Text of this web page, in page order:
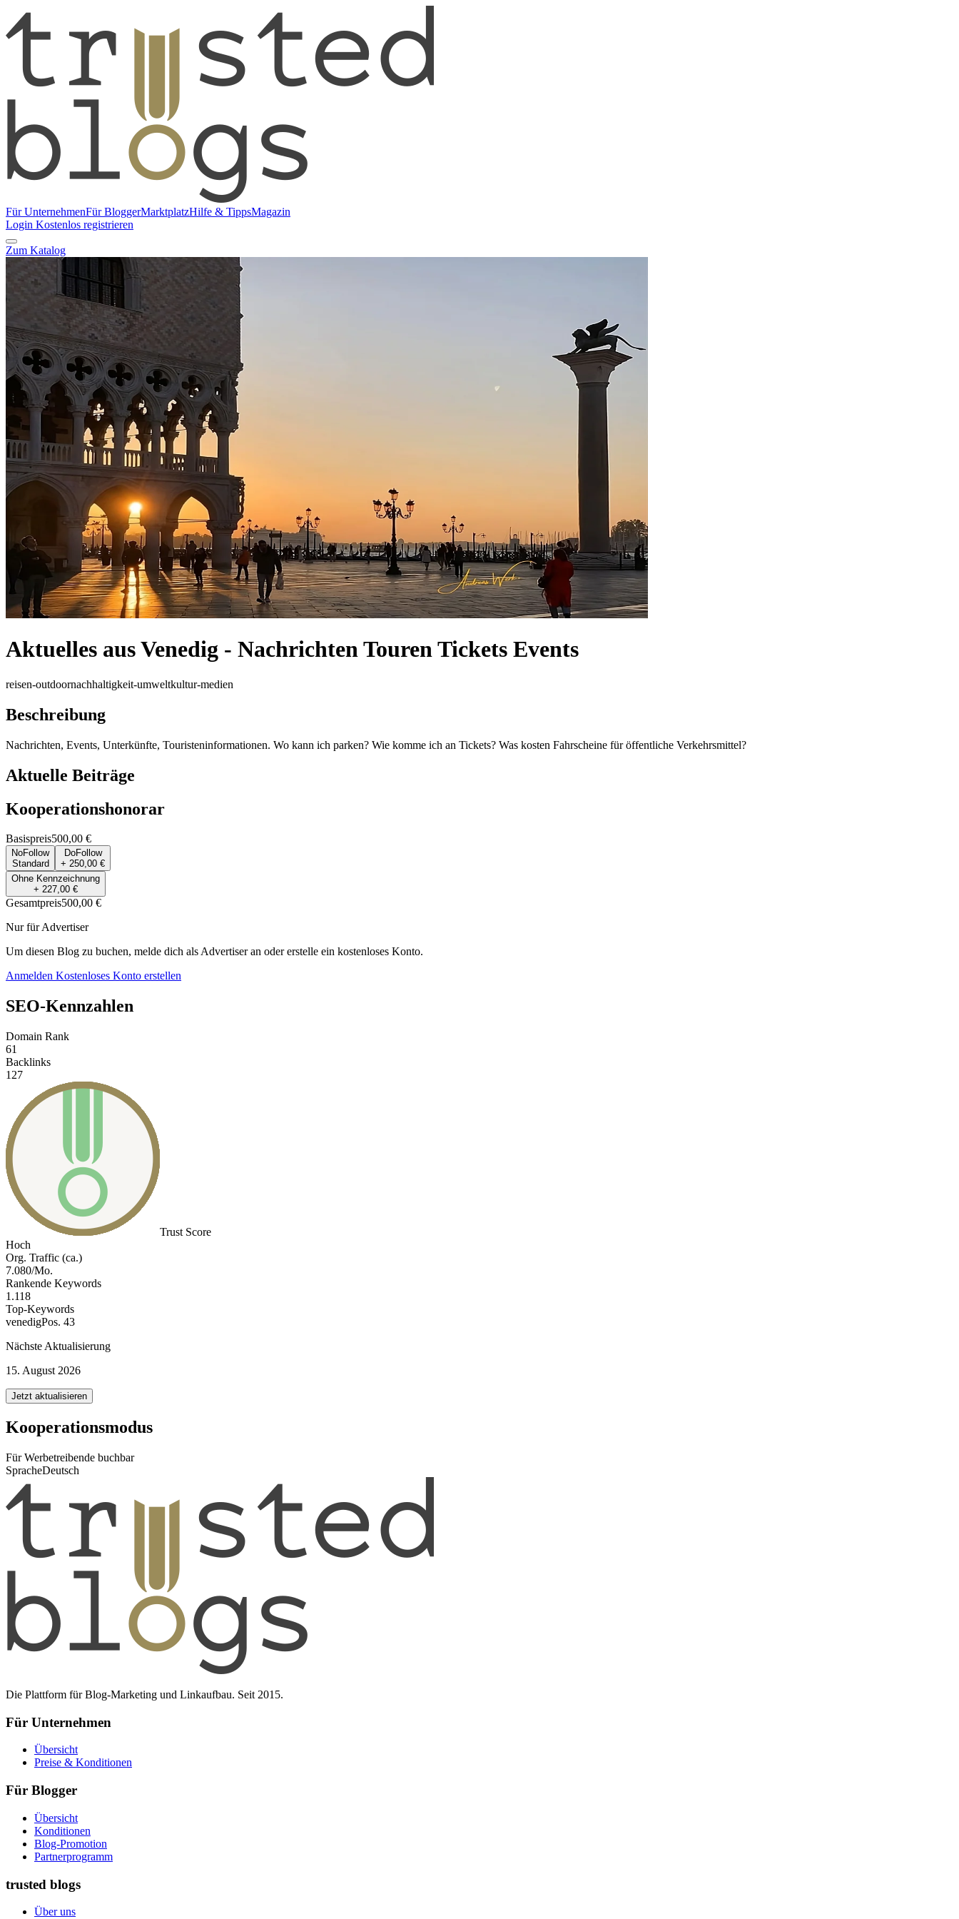
Für UnternehmenFür BloggerMarktplatzHilfe & TippsMagazin
Login Kostenlos registrieren
Zum Katalog
Aktuelles aus Venedig - Nachrichten Touren Tickets Events
reisen-outdoornachhaltigkeit-umweltkultur-medien
Beschreibung
Nachrichten, Events, Unterkünfte, Touristeninformationen. Wo kann ich parken? Wie komme ich an Tickets? Was kosten Fahrscheine für öffentliche Verkehrsmittel?
Aktuelle Beiträge
Kooperationshonorar
Basispreis500,00 €
NoFollow
Standard
DoFollow
+ 250,00 €
Ohne Kennzeichnung
+ 227,00 €
Gesamtpreis500,00 €
Nur für Advertiser
Um diesen Blog zu buchen, melde dich als Advertiser an oder erstelle ein kostenloses Konto.
Anmelden Kostenloses Konto erstellen
SEO-Kennzahlen
Domain Rank
61
Backlinks
127
Trust Score
Hoch
Org. Traffic (ca.)
7.080/Mo.
Rankende Keywords
1.118
Top-Keywords
venedigPos. 43
Nächste Aktualisierung
15. August 2026
Jetzt aktualisieren
Kooperationsmodus
Für Werbetreibende buchbar
SpracheDeutsch
Die Plattform für Blog-Marketing und Linkaufbau. Seit 2015.
Für Unternehmen
Übersicht
Preise & Konditionen
Für Blogger
Übersicht
Konditionen
Blog-Promotion
Partnerprogramm
trusted blogs
Über uns